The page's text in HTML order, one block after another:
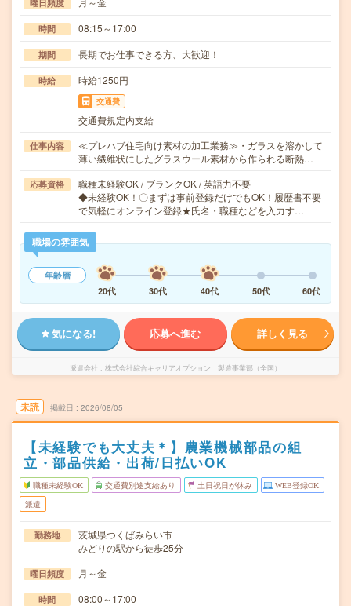
曜日頻度
時間 08:15～17:00
期間 長期でお仕事できる方、大歓迎！
時給 時給1250円
交通費
交通費規定内支給
仕事内容
≪プレハブ住宅向け素材の加工業務≫・ガラスを溶かして
薄い繊維状にしたグラスウール素材から作られる断熱…
応募資格
職種未経験OK / ブランクOK / 英語力不要
◆未経験OK！〇まずは事前登録だけでもOK！履歴書不要
で気軽にオンライン登録★氏名・職種などを入力す…
職場の雰囲気
年齢層
20代
30代 40代 50代 60代
気になる! 応募へ進む 詳しく見る
派遣会社 株式会社綜合キャリアオプション 製造事業部（全国）
未読 掲載日 2026/08/05
【未経験でも大丈夫＊】農業機械部品の組
立・部品供給・出荷/日払いOK
職種未経験OK 交通費別途支給あり 土日祝日が休み WEB登録OK
派遣
勤務地
茨城県つくばみらい市
みどりの駅から徒歩25分
曜日頻度 月～金
時間 08:00～17:00